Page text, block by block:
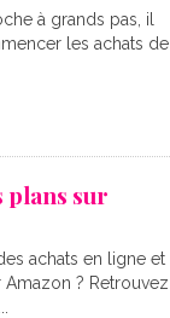
à grands pas, il
les achats de
plans sur
achats en ligne et
? Retrouvez